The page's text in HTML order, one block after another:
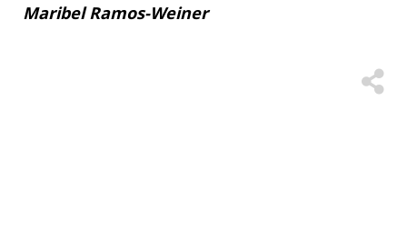
Maribel Ramos-Weiner